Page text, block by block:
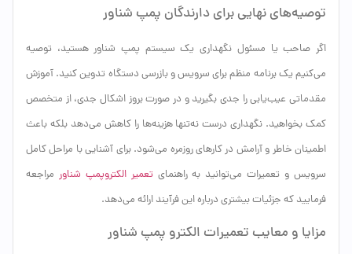
توصیه‌های نهایی برای دارندگان پمپ شناور
اگر صاحب یا مسئول نگهداری یک سیستم پمپ شناور هستید، توصیه
می‌کنیم یک برنامه منظم برای سرویس و بازرسی دستگاه تدوین کنید. آموزش
مقدماتی عیب‌یابی را جدی بگیرید و در صورت بروز اشکال جدی، از متخصص
کمک بخواهید. نگهداری درست نه‌تنها هزینه‌ها را کاهش می‌دهد بلکه باعث
اطمینان خاطر و آرامش در کارهای روزمره می‌شود. برای آشنایی با مراحل کامل
سرویس و تعمیرات می‌توانید به راهنمایتعمیر الکتروپمپ شناور مراجعه
فرمایید که جزئیات بیشتری درباره این فرآیند ارائه می‌دهد.
مزایا و معایب تعمیرات الکترو پمپ شناور